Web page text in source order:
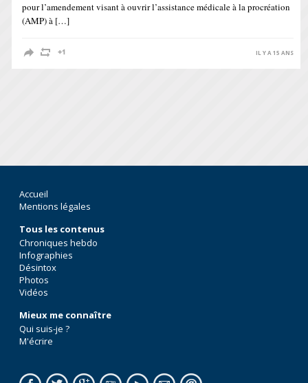
pour l’amendement visant à ouvrir l’assistance médicale à la procréation
(AMP) à […]
IL Y A 15 ANS
Accueil
Mentions légales
Tous les contenus
Chroniques hebdo
Infographies
Désintox
Photos
Vidéos
Mieux me connaître
Qui suis-je ?
M'écrire